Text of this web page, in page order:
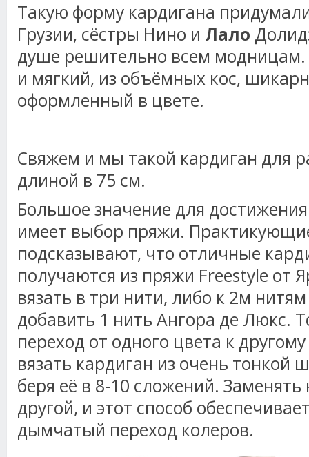
Такую форму кардигана
Грузии, сёстры Нино и Лало
душе решительно всем
и мягкий, из объёмных кос,
оформленный в цвете.
Свяжем и мы такой кардиган для
длиной в 75 см.
Большое значение для
имеет выбор пряжи.
подсказывают, что отличные
получаются из пряжи Freestyle от
вязать в три нити, либо к 2м
добавить 1 нить Ангора де Люкс.
переход от одного цвета к
вязать кардиган из очень тонкой
беря её в 8-10 сложений. Заменять
другой, и этот способ
дымчатый переход колеров.